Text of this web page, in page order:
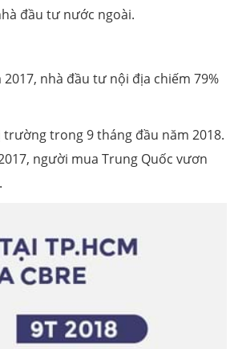
đầu tư nước ngoài.
nhà đầu tư nội địa chiếm 79%
trong 9 tháng đầu năm 2018.
người mua Trung Quốc vươn